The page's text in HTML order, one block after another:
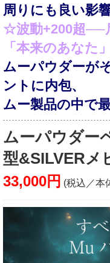
周りにも良い影
☆波動+200超──
「本来のあなた
ムーパウダーが
ントに内包、
ムー製品の中で
ムーパウダー
型&SILVERメ
33,000円 (税込／本